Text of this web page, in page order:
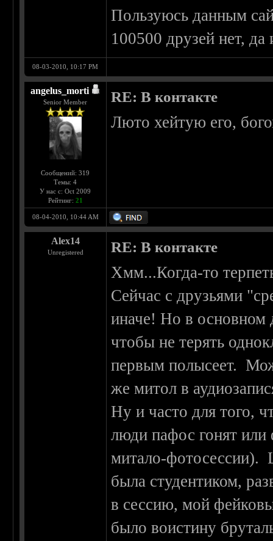
Пользуюсь данным
100500 друзей нет,
08-03-2010, 10:17 PM
angelus_morti
Senior Member
Сообщений: 319
Темы: 4
У нас с: Oct 2009
Рейтинг: 21
RE: В контакте
Люто хейтую его,
08-04-2010, 10:44 AM
Alex14
Unregistered RE: В контакте
Хмм...Когда-то
Сейчас с друзьями
иначе! Но в основном
чтобы не терять
первым полысеет.
же митол в
Ну и часто для того,
люди пафос гонят или
митало-фотосессии).
была студентиком,
в сессию, мой
было воистину